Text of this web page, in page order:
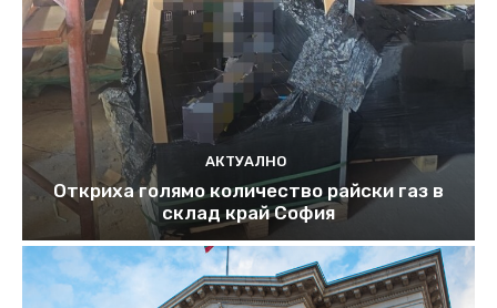
АКТУАЛНО
Откриха голямо количество райски газ в
склад край София